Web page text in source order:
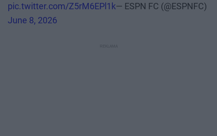
pic.twitter.com/Z5rM6EPl1k— ESPN FC (@ESPNFC)
June 8, 2026